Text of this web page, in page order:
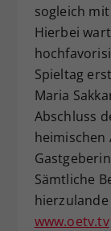
sogleich
Hierbei
Spieltag
Maria
Abschluss
heimischen
Sämtliche
hierzulande
www.oetv.tv